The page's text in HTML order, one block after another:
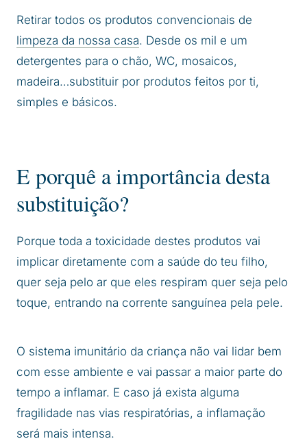
Retirar todos os produtos convencionais de
limpeza da nossa casa. Desde os mil e um
detergentes para o chão, WC, mosaicos,
madeira…substituir por produtos feitos por ti,
simples e básicos.
E porquê a importância desta
substituição?
Porque toda a toxicidade destes produtos vai
implicar diretamente com a saúde do teu filho,
quer seja pelo ar que eles respiram quer seja pelo
toque, entrando na corrente sanguínea pela pele.
O sistema imunitário da criança não vai lidar bem
com esse ambiente e vai passar a maior parte do
tempo a inflamar. E caso já exista alguma
fragilidade nas vias respiratórias, a inflamação
será mais intensa.